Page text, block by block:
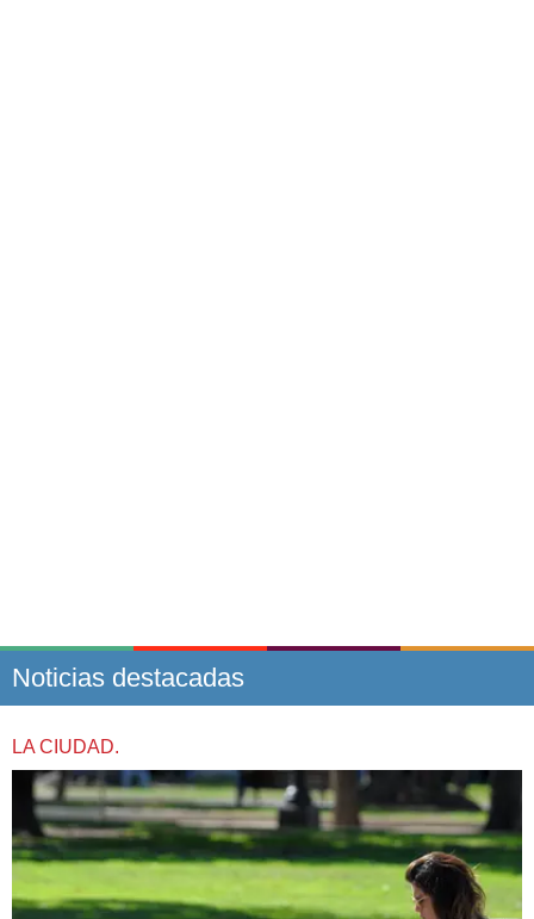
Noticias destacadas
LA CIUDAD.